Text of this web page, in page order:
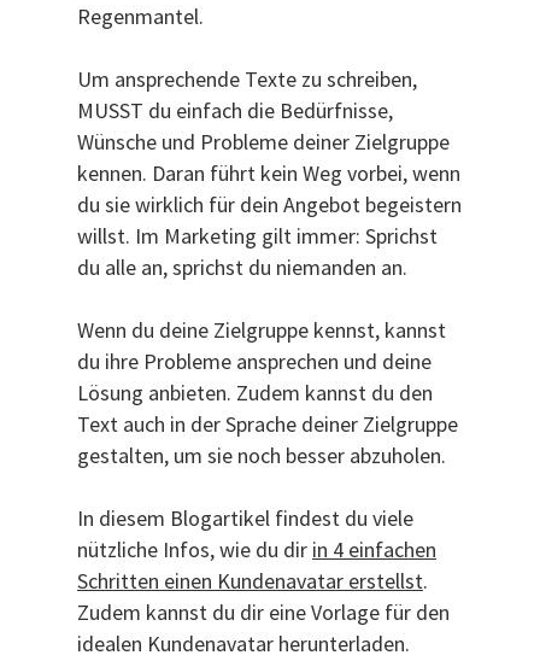
Regenmantel.
Um ansprechende Texte zu schreiben,
MUSST du einfach die Bedürfnisse,
Wünsche und Probleme deiner Zielgruppe
kennen. Daran führt kein Weg vorbei, wenn
du sie wirklich für dein Angebot begeistern
willst. Im Marketing gilt immer: Sprichst
du alle an, sprichst du niemanden an.
Wenn du deine Zielgruppe kennst, kannst
du ihre Probleme ansprechen und deine
Lösung anbieten. Zudem kannst du den
Text auch in der Sprache deiner Zielgruppe
gestalten, um sie noch besser abzuholen.
In diesem Blogartikel findest du viele
nützliche Infos, wie du dir in 4 einfachen
Schritten einen Kundenavatar erstellst.
Zudem kannst du dir eine Vorlage für den
idealen Kundenavatar herunterladen.